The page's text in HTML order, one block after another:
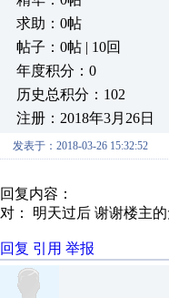
求助：0帖
帖子：0帖 | 10回
年度积分：0
历史总积分：102
注册：2018年3月26日
发表于：2018-03-26 15:32:52
回复内容：
对： 明天过后 谢谢楼主
回复 引用 举报